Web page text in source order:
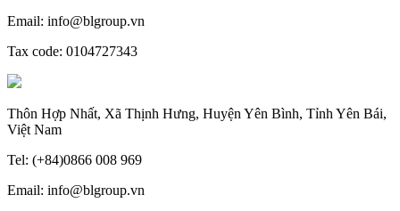
Email: info@blgroup.vn
Tax code: 0104727343
Thôn Hợp Nhất, Xã Thịnh Hưng, Huyện Yên Bình, Tỉnh Yên Bái,
Việt Nam
Tel: (+84)0866 008 969
Email: info@blgroup.vn